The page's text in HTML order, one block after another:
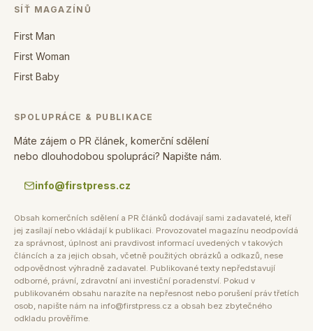
SÍŤ MAGAZÍNŮ
First Man
First Woman
First Baby
SPOLUPRÁCE & PUBLIKACE
Máte zájem o PR článek, komerční sdělení
nebo dlouhodobou spolupráci? Napište nám.
info@firstpress.cz
Obsah komerčních sdělení a PR článků dodávají sami zadavatelé, kteří
jej zasílají nebo vkládají k publikaci. Provozovatel magazínu neodpovídá
za správnost, úplnost ani pravdivost informací uvedených v takových
článcích a za jejich obsah, včetně použitých obrázků a odkazů, nese
odpovědnost výhradně zadavatel. Publikované texty nepředstavují
odborné, právní, zdravotní ani investiční poradenství. Pokud v
publikovaném obsahu narazíte na nepřesnost nebo porušení práv třetích
osob, napište nám na info@firstpress.cz a obsah bez zbytečného
odkladu prověříme.